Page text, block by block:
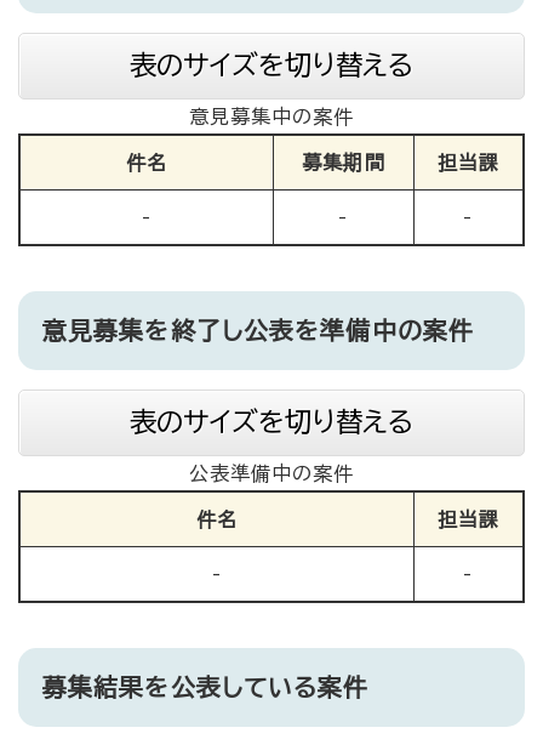
表のサイズを切り替える
意見募集中の案件
件名 募集期間 担当課
- ​​- -
意見募集を終了し公表を準備中の案件
表のサイズを切り替える
公表準備中の案件
件名 担当課
- -
募集結果を公表している案件